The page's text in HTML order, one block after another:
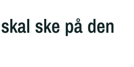
ske på den